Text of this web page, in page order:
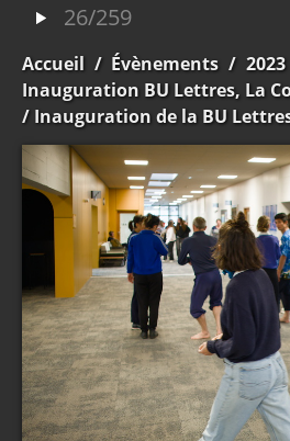
26/259
Accueil / Évènements / 2023
Inauguration BU Lettres, La
/ Inauguration de la BU